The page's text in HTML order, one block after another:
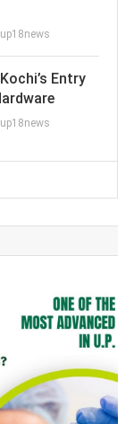
up18news
Entry
up18news